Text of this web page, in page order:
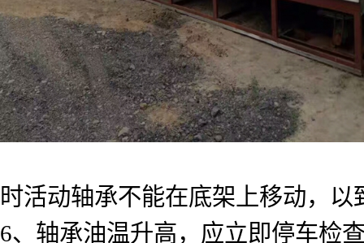
时活动轴承不能在底架上移动，以
6、轴承油温升高，应立即停车检